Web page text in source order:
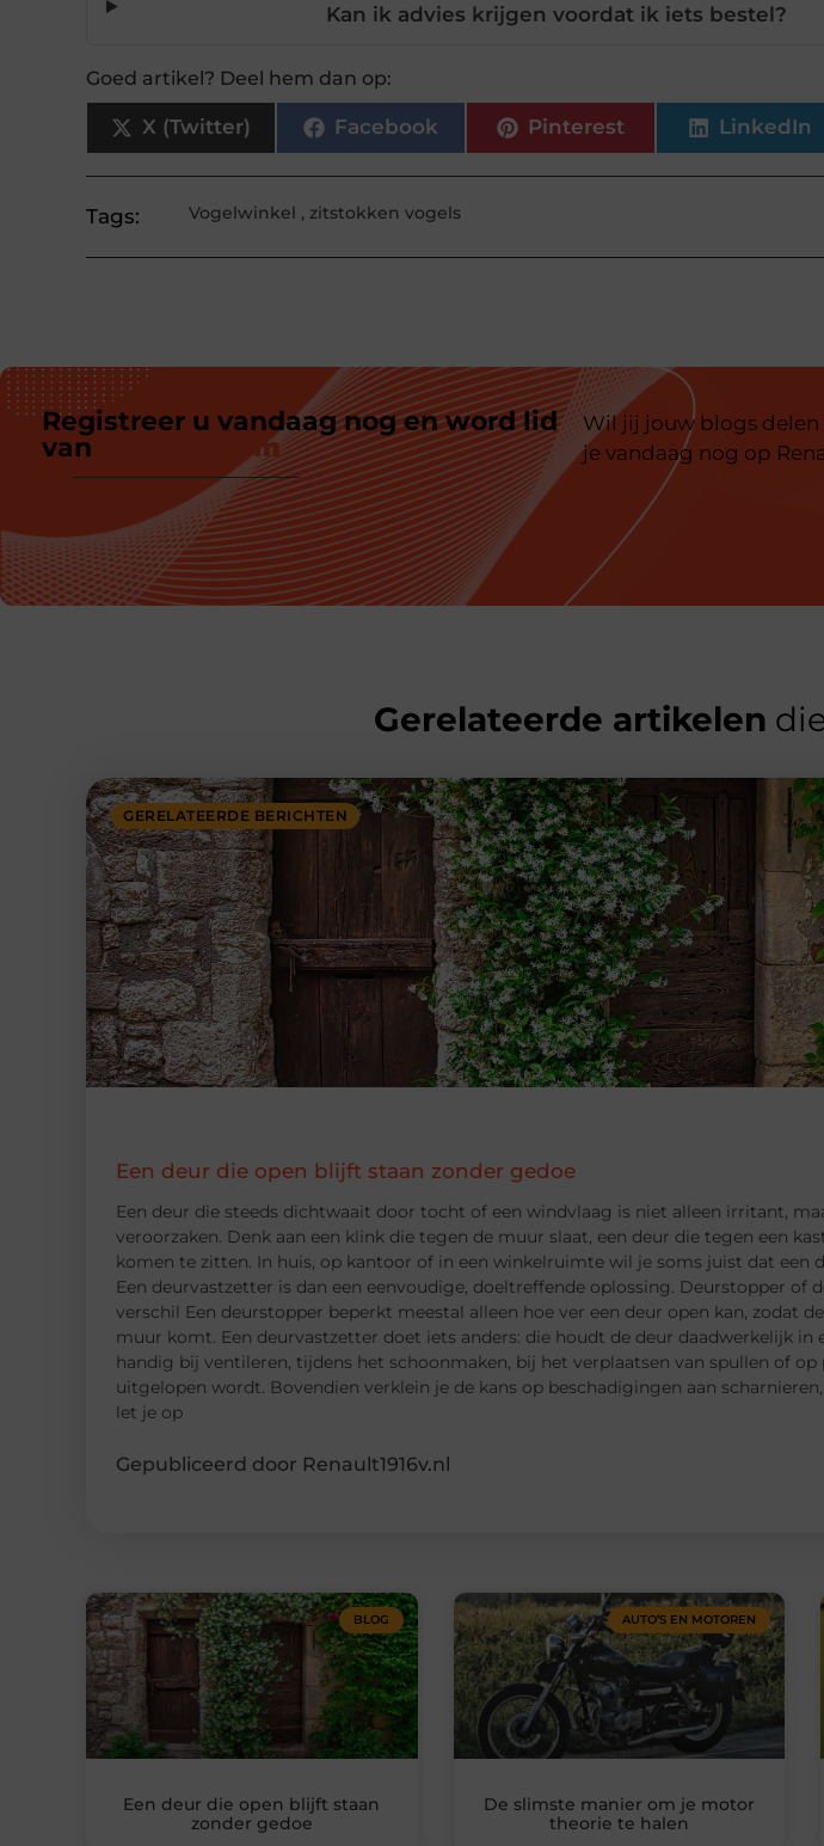
Kan ik advies krijgen voordat ik iets bestel?
Goed artikel? Deel hem dan op:
X (Twitter) Facebook Pinterest LinkedIn
Tags: Vogelwinkel ,zitstokken vogels
Registreer u vandaag nog en word lid
van
ons platform
Wil jij jouw blogs
je vandaag nog op
Gerelateerde artikelen
GERELATEERDE BERICHTEN
Een deur die open blijft staan zonder gedoe
Een deur die steeds dichtwaait door tocht of een windvlaag is niet alleen irritant,
veroorzaken. Denk aan een klink die tegen de muur slaat, een deur die tegen een
komen te zitten. In huis, op kantoor of in een winkelruimte wil je soms juist dat een
Een deurvastzetter is dan een eenvoudige, doeltreffende oplossing. Deurstopper of
verschil Een deurstopper beperkt meestal alleen hoe ver een deur open kan, zodat
muur komt. Een deurvastzetter doet iets anders: die houdt de deur daadwerkelijk in
handig bij ventileren, tijdens het schoonmaken, bij het verplaatsen van spullen of op
uitgelopen wordt. Bovendien verklein je de kans op beschadigingen aan
let je op
Gepubliceerd door Renault1916v.nl
BLOG
Een deur die open blijft staan
zonder gedoe
AUTO’S EN MOTOREN
De slimste manier om je motor
theorie te halen